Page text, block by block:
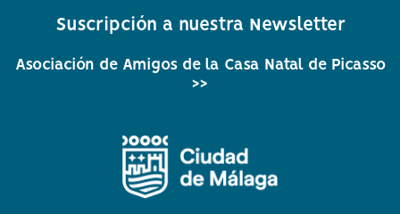
facebook
twitterInstagramWhatsapp
Youtube
Suscripción a nuestra Newsletter
Asociación de Amigos de la Casa Natal de Picasso
>>